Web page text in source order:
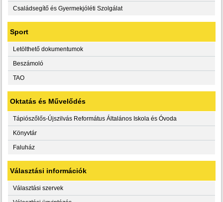
Családsegítő és Gyermekjóléti Szolgálat
Sport
Letölthető dokumentumok
Beszámoló
TAO
Oktatás és Művelődés
Tápiószőlős-Újszilvás Református Általános Iskola és Óvoda
Könyvtár
Faluház
Választási információk
Választási szervek